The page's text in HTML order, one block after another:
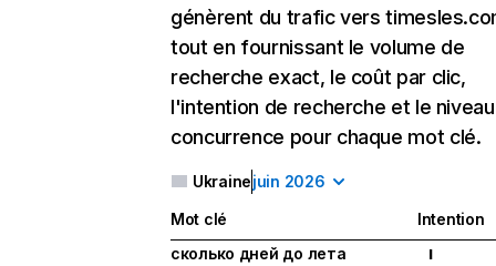
génèrent du trafic vers
tout en fournissant le volume de
recherche exact, le coût par clic,
l'intention de recherche et le
concurrence pour chaque mot clé.
Ukrainejuin 2026
Mot clé
Intention
сколько дней до лета
I